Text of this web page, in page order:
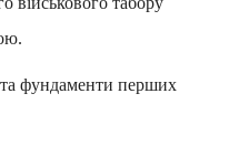
та фундаменти перших